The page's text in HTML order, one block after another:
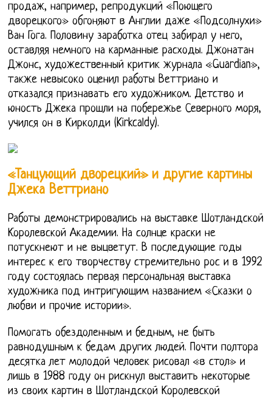
продаж, например, репродукций «Поющего
дворецкого» обгоняют в Англии даже «Подсолнухи»
Ван Гога. Половину заработка отец забирал у него,
оставляя немного на карманные расходы. Джонатан
Джонс, художественный критик журнала «Guardian»,
также невысоко оценил работы Веттриано и
отказался признавать его художником. Детство и
юность Джека прошли на побережье Северного моря,
учился он в Кирколди (Kirkcaldy).
«Танцующий дворецкий» и другие картины
Джека Веттриано
Работы демонстрировались на выставке Шотландской
Королевской Академии. На солнце краски не
потускнеют и не выцветут. В последующие годы
интерес к его творчеству стремительно рос и в 1992
году состоялась первая персональная выставка
художника под интригующим названием «Сказки о
любви и прочие истории».
Помогать обездоленным и бедным, не быть
равнодушным к бедам других людей. Почти полтора
десятка лет молодой человек рисовал «в стол» и
лишь в 1988 году он рискнул выставить некоторые
из своих картин в Шотландской Королевской